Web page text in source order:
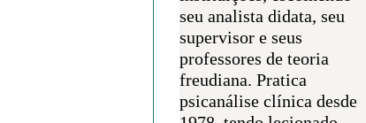
seu analista didata, seu
supervisor e seus
professores de teoria
freudiana. Pratica
psicanálise clínica desde